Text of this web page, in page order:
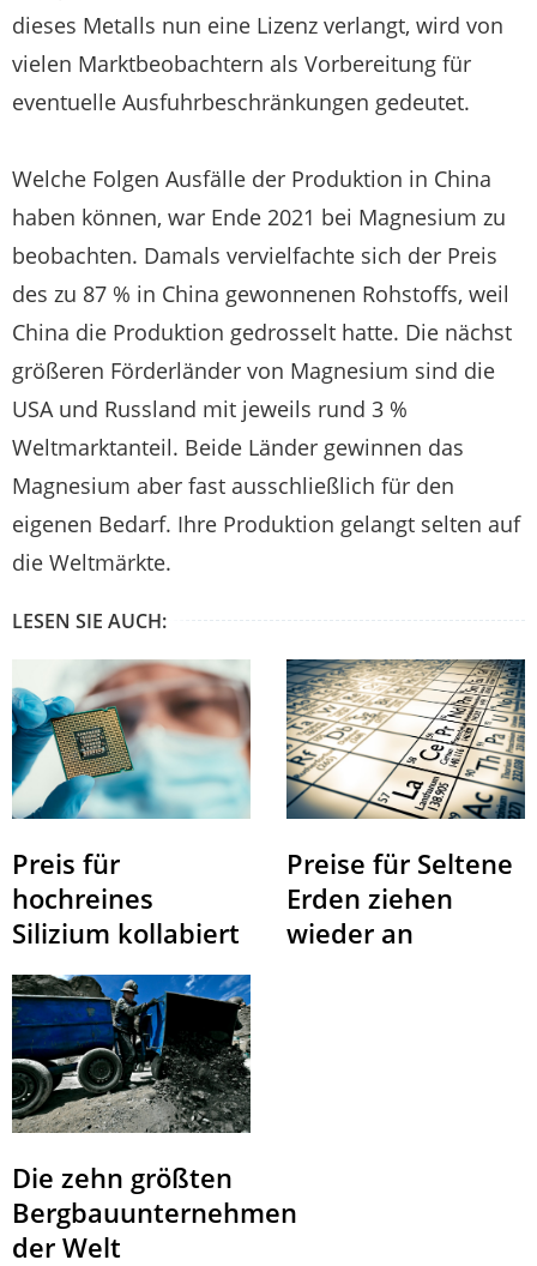
dieses Metalls nun eine Lizenz verlangt, wird von
vielen Marktbeobachtern als Vorbereitung für
eventuelle Ausfuhrbeschränkungen gedeutet.
Welche Folgen Ausfälle der Produktion in China
haben können, war Ende 2021 bei Magnesium zu
beobachten. Damals vervielfachte sich der Preis
des zu 87 % in China gewonnenen Rohstoffs, weil
China die Produktion gedrosselt hatte. Die nächst
größeren Förderländer von Magnesium sind die
USA und Russland mit jeweils rund 3 %
Weltmarktanteil. Beide Länder gewinnen das
Magnesium aber fast ausschließlich für den
eigenen Bedarf. Ihre Produktion gelangt selten auf
die Weltmärkte.
LESEN SIE AUCH:
Preis für
hochreines
Silizium kollabiert
Preise für Seltene
Erden ziehen
wieder an
Die zehn größten
Bergbauunternehmen
der Welt